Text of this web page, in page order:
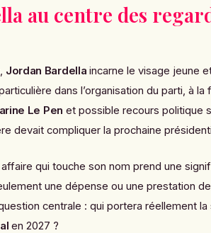
au centre des
Jordan Bardella incarne le visage jeune
dans l’organisation du parti, à
Le Pen et possible recours politique
devait compliquer la prochaine
qui touche son nom prend une
une dépense ou une prestation
centrale : qui portera réellement la
en 2027 ?